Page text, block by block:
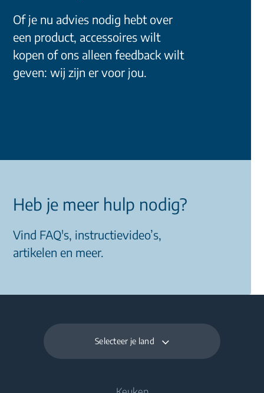
Of je nu advies nodig hebt over
een product, accessoires wilt
kopen of ons alleen feedback wilt
geven: wij zijn er voor jou.
Heb je meer hulp nodig?
Vind FAQ's, instructievideo’s,
artikelen en meer.
Selecteer je land